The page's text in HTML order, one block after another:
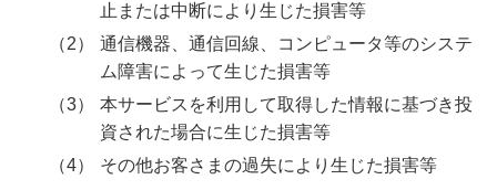
止または中断により生じた損害等
通信機器、通信回線、コンピュータ等のシステ
ム障害によって生じた損害等
本サービスを利用して取得した情報に基づき投
資された場合に生じた損害等
その他お客さまの過失により生じた損害等